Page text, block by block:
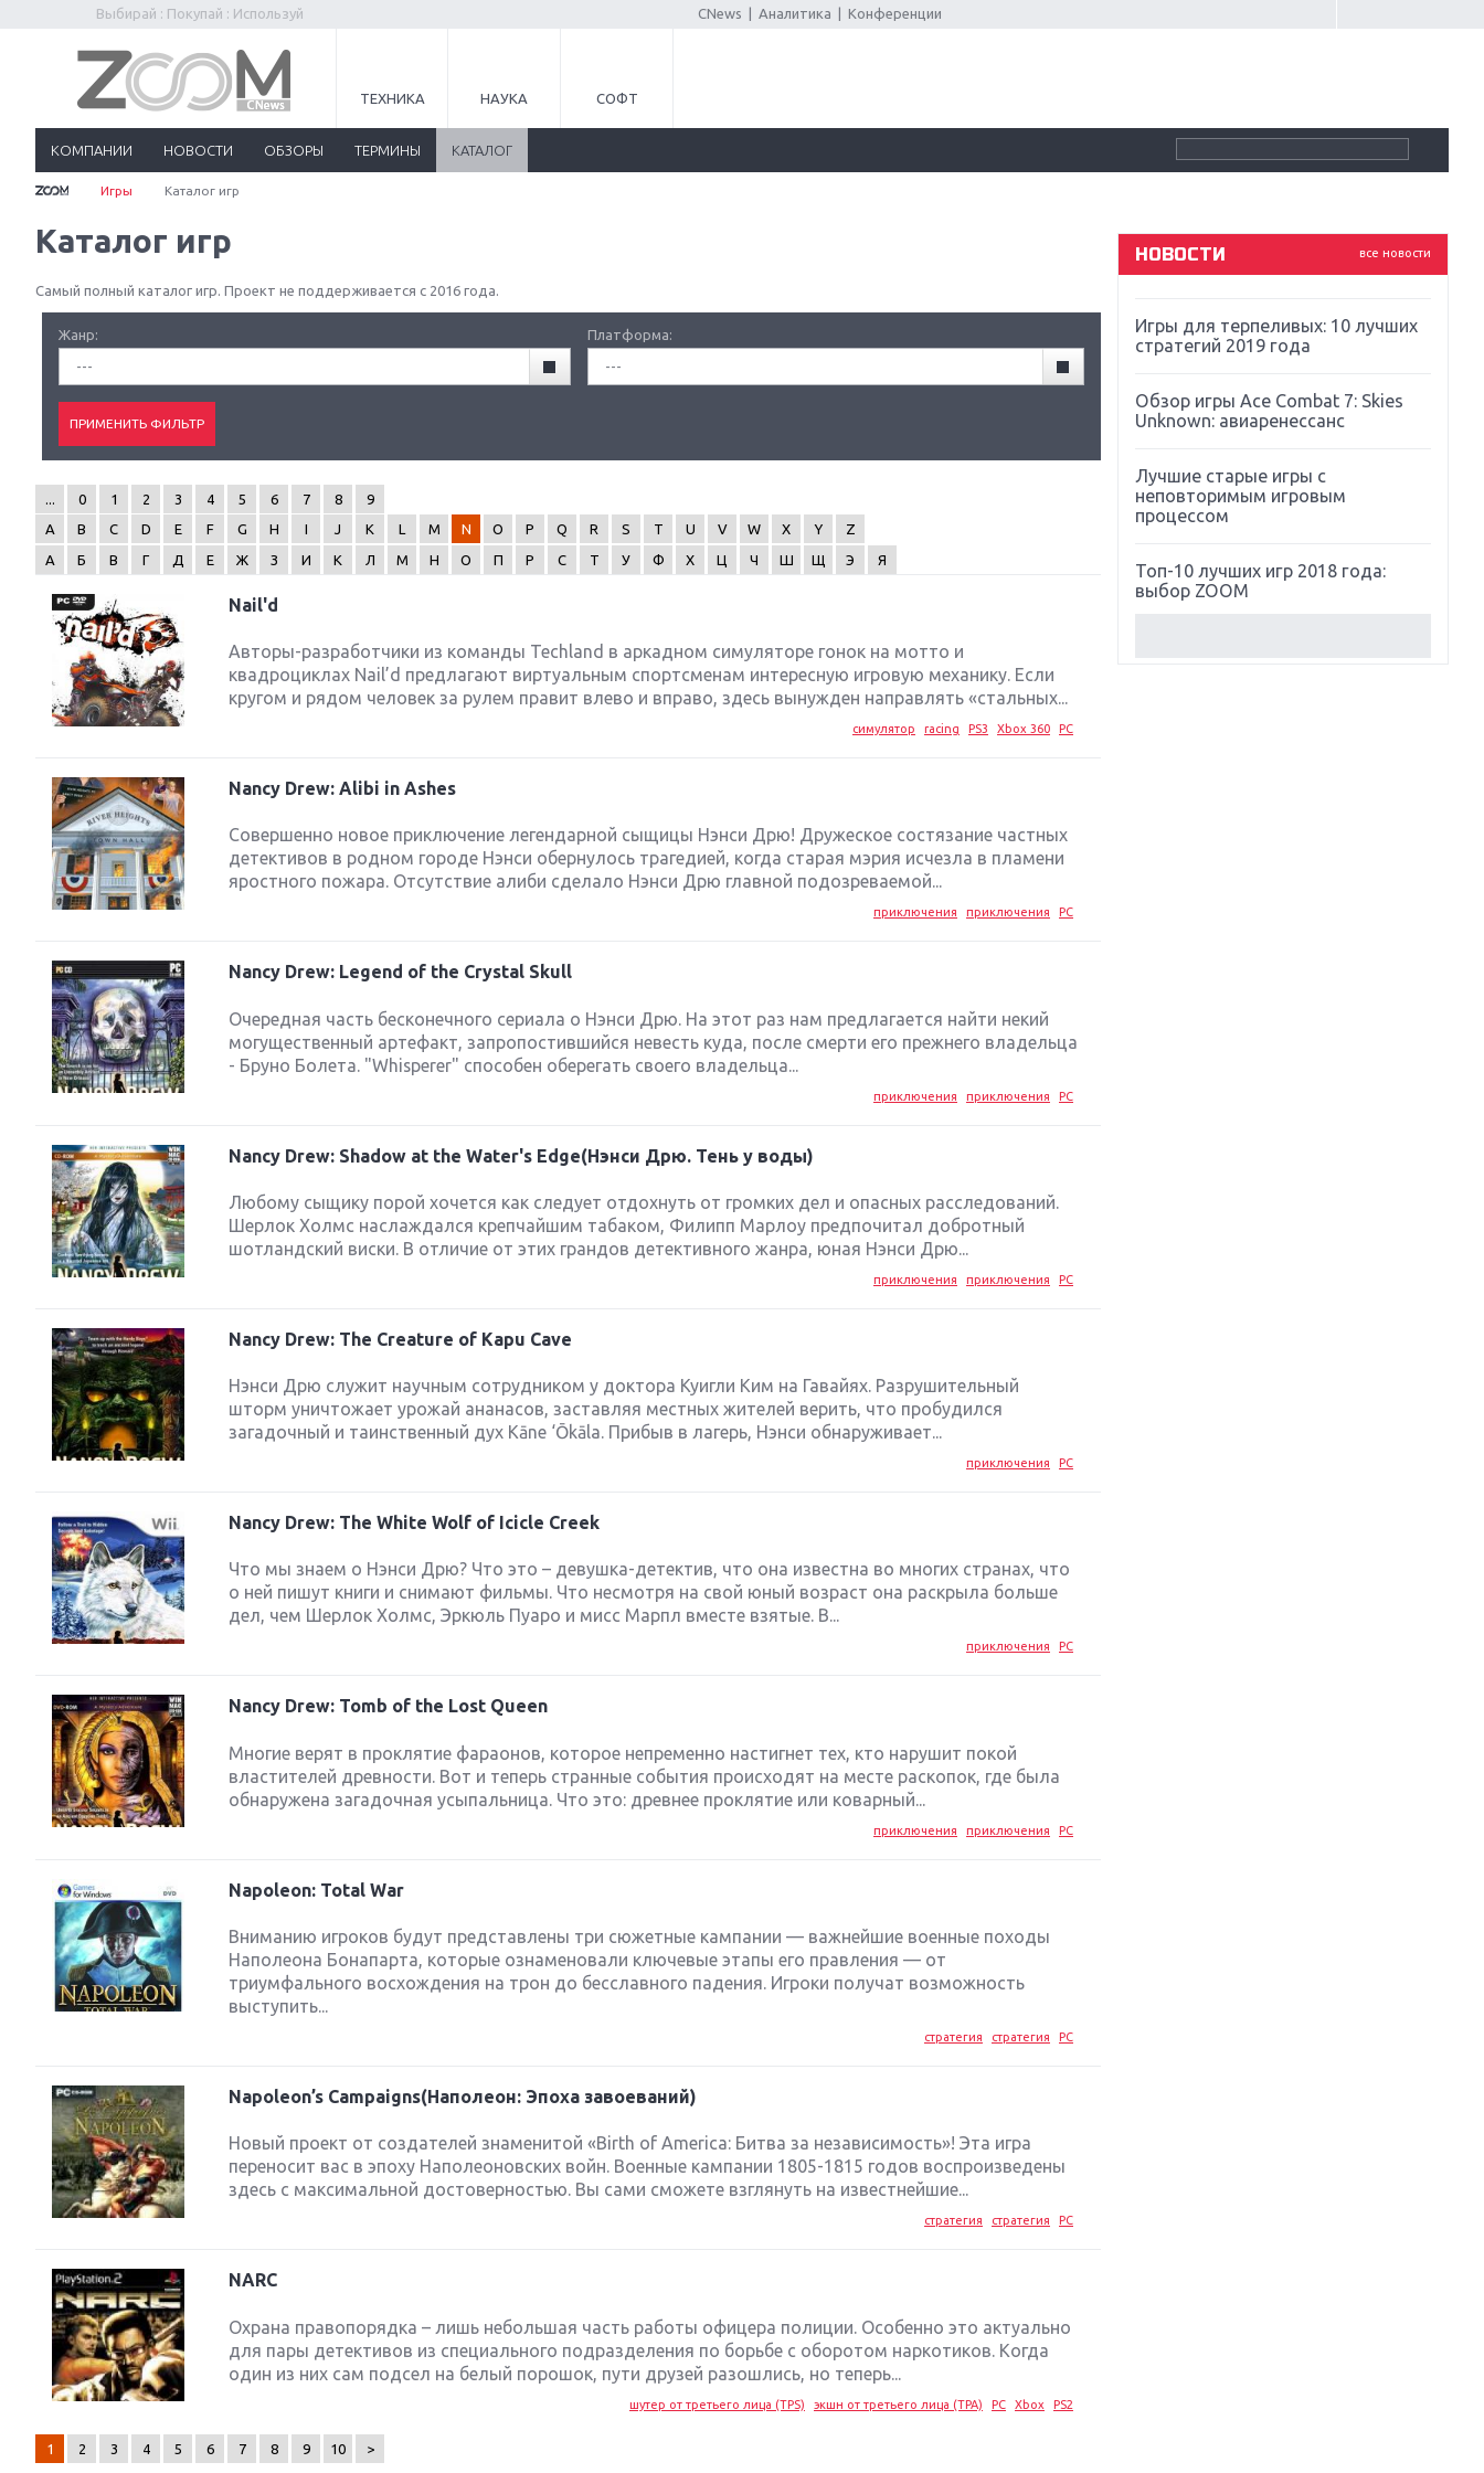
Выбирай : Покупай : Используй CNews Аналитика Конференции
ТЕХНИКА НАУКА СОФТ
КОМПАНИИ НОВОСТИ ОБЗОРЫ ТЕРМИНЫ КАТАЛОГ
Игры Каталог игр
Каталог игр
Самый полный каталог игр. Проект не поддерживается с 2016 года.
Жанр:
---
Платформа:
---
0 1 2 3 4 5 6 7 8
9
A
B C D E F G H I J K L M N O P Q R S T U V W X Y
Z
А
Б В Г Д Е Ж З И К Л М Н О П Р С Т У Ф Х Ц Ч Ш Щ Э Я
Nail'd
Авторы-разработчики из команды Techland в аркадном симуляторе гонок на мотто и
квадроциклах Nail’d предлагают виртуальным спортсменам интересную игровую механику. Если
кругом и рядом человек за рулем правит влево и вправо, здесь вынужден направлять «стальных...
симулятор racing PS3 Xbox 360 PC
Nancy Drew: Alibi in Ashes
Совершенно новое приключение легендарной сыщицы Нэнси Дрю! Дружеское состязание частных
детективов в родном городе Нэнси обернулось трагедией, когда старая мэрия исчезла в пламени
яростного пожара. Отсутствие алиби сделало Нэнси Дрю главной подозреваемой...
приключения приключения PC
Nancy Drew: Legend of the Crystal Skull
Очередная часть бесконечного сериала о Нэнси Дрю. На этот раз нам предлагается найти некий
могущественный артефакт, запропостившийся невесть куда, после смерти его прежнего владельца
- Бруно Болета. "Whisperer" способен оберегать своего владельца...
приключения приключения PC
Nancy Drew: Shadow at the Water's Edge(Нэнси Дрю. Тень у воды)
Любому сыщику порой хочется как следует отдохнуть от громких дел и опасных расследований.
Шерлок Холмс наслаждался крепчайшим табаком, Филипп Марлоу предпочитал добротный
шотландский виски. В отличие от этих грандов детективного жанра, юная Нэнси Дрю...
приключения приключения PC
Nancy Drew: The Creature of Kapu Cave
Нэнси Дрю служит научным сотрудником у доктора Куигли Ким на Гавайях. Разрушительный
шторм уничтожает урожай ананасов, заставляя местных жителей верить, что пробудился
загадочный и таинственный дух Kāne ‘Ōkāla. Прибыв в лагерь, Нэнси обнаруживает...
приключения PC
Nancy Drew: The White Wolf of Icicle Creek
Что мы знаем о Нэнси Дрю? Что это – девушка-детектив, что она известна во многих странах, что
о ней пишут книги и снимают фильмы. Что несмотря на свой юный возраст она раскрыла больше
дел, чем Шерлок Холмс, Эркюль Пуаро и мисс Марпл вместе взятые. В...
приключения PC
Nancy Drew: Tomb of the Lost Queen
Многие верят в проклятие фараонов, которое непременно настигнет тех, кто нарушит покой
властителей древности. Вот и теперь странные события происходят на месте раскопок, где была
обнаружена загадочная усыпальница. Что это: древнее проклятие или коварный...
приключения приключения PC
Napoleon: Total War
Вниманию игроков будут представлены три сюжетные кампании — важнейшие военные походы
Наполеона Бонапарта, которые ознаменовали ключевые этапы его правления — от
триумфального восхождения на трон до бесславного падения. Игроки получат возможность
выступить...
стратегия стратегия PC
Napoleon’s Campaigns(Наполеон: Эпоха завоеваний)
Новый проект от создателей знаменитой «Birth of America: Битва за независимость»! Эта игра
переносит вас в эпоху Наполеоновских войн. Военные кампании 1805-1815 годов воспроизведены
здесь с максимальной достоверностью. Вы сами сможете взглянуть на известнейшие...
стратегия стратегия PC
NARC
Охрана правопорядка – лишь небольшая часть работы офицера полиции. Особенно это актуально
для пары детективов из специального подразделения по борьбе с оборотом наркотиков. Когда
один из них сам подсел на белый порошок, пути друзей разошлись, но теперь...
шутер от третьего лица (TPS) экшн от третьего лица (TPA) PC Xbox PS2
1 2 3 4 5 6 7 8 9 10 >
все новости
НОВОСТИ
Souls
Far Cry 5: хвалить нельзя ругать
Игры для терпеливых: 10 лучших
стратегий 2019 года
Обзор игры Ace Combat 7: Skies
Unknown: авиаренессанс
Лучшие старые игры с
неповторимым игровым
процессом
Топ-10 лучших игр 2018 года:
выбор ZOOM
Next